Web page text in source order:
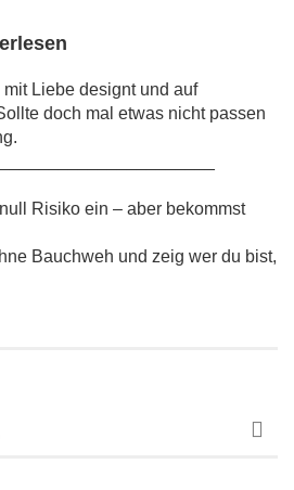
Liebe designt und auf
doch mal etwas nicht passen
Risiko ein – aber bekommst
Bauchweh und zeig wer du bist,